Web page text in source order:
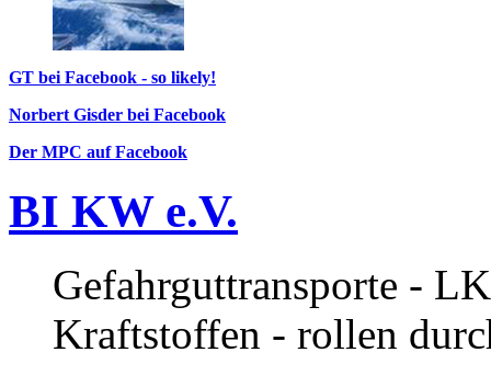
GT bei Facebook - so likely!
Norbert Gisder bei Facebook
Der MPC auf Facebook
BI KW e.V.
Gefahrguttransporte -
Kraftstoffen - rollen